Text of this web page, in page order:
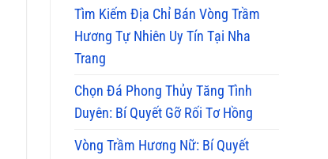
Tìm Kiếm Địa Chỉ Bán Vòng Trầm
Hương Tự Nhiên Uy Tín Tại Nha
Trang
Chọn Đá Phong Thủy Tăng Tình
Duyên: Bí Quyết Gỡ Rối Tơ Hồng
Vòng Trầm Hương Nữ: Bí Quyết